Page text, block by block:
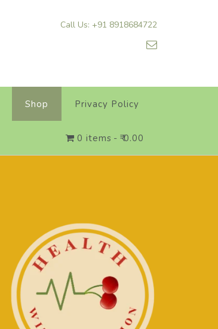
Call Us: +91 8918684722
Shop Privacy Policy
0 items ₹ 0.00